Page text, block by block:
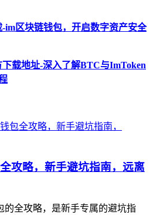
im区块链钱包，开启数字资产安全
载地址-深入了解BTC与ImToken
攻略，新手避坑指南，远离
的全攻略，是新手专属的避坑指